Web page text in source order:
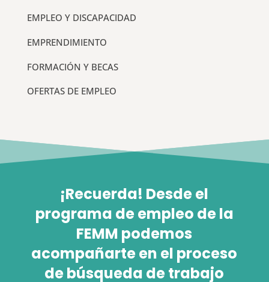
EMPLEO Y DISCAPACIDAD
EMPRENDIMIENTO
FORMACIÓN Y BECAS
OFERTAS DE EMPLEO
¡Recuerda! Desde el
programa de empleo de la
FEMM podemos
acompañarte en el proceso
de búsqueda de trabajo